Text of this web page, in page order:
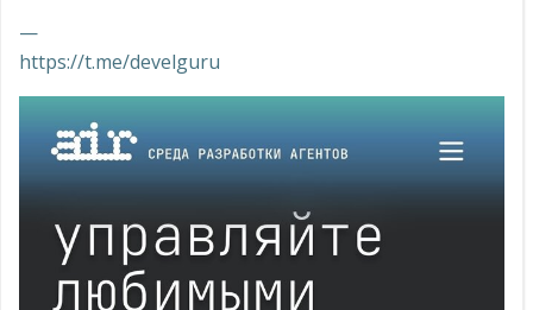
—
https://t.me/develguru